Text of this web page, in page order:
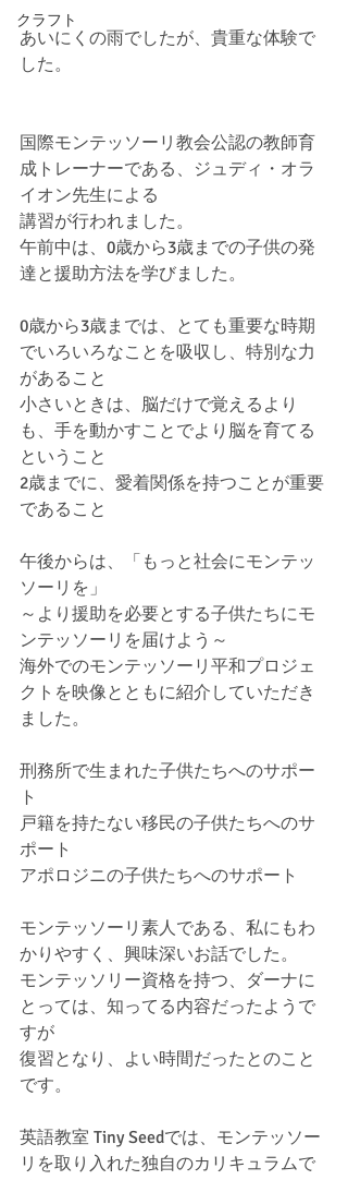
クラフト
あいにくの雨でしたが、貴重な体験で
した。
国際モンテッソーリ教会公認の教師育
成トレーナーである、ジュディ・オラ
イオン先生による
講習が行われました。
午前中は、0歳から3歳までの子供の発
達と援助方法を学びました。
0歳から3歳までは、とても重要な時期
でいろいろなことを吸収し、特別な力
があること
小さいときは、脳だけで覚えるより
も、手を動かすことでより脳を育てる
ということ
2歳までに、愛着関係を持つことが重要
であること
午後からは、「もっと社会にモンテッ
ソーリを」
～より援助を必要とする子供たちにモ
ンテッソーリを届けよう～
海外でのモンテッソーリ平和プロジェ
クトを映像とともに紹介していただき
ました。
刑務所で生まれた子供たちへのサポー
ト
戸籍を持たない移民の子供たちへのサ
ポート
アポロジニの子供たちへのサポート
モンテッソーリ素人である、私にもわ
かりやすく、興味深いお話でした。
モンテッソリー資格を持つ、ダーナに
とっては、知ってる内容だったようで
すが
復習となり、よい時間だったとのこと
です。
英語教室 Tiny Seedでは、モンテッソー
リを取り入れた独自のカリキュラムで